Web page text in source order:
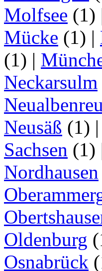
Molfsee (1)
Mücke (1) |
(1) |
Neckarsulm
Neusäß (1) |
Sachsen (1)
Nordhausen
Oldenburg
Osnabrück